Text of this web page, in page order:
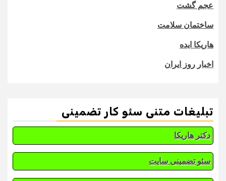
عجم گشت
ساختمان سلامت
هاریکا ایده
اخبار روز ایران
تبلیغات متنی سئو کار تضمینی
دکتر هاریکا
سئو تضمینی سایت